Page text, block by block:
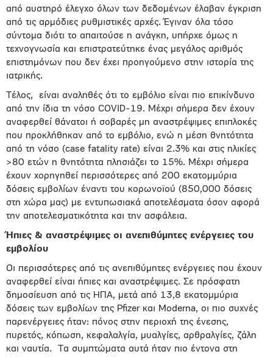
από αυστηρό έλεγχο όλων των δεδομένων έλαβαν έγκριση
από τις αρμόδιες ρυθμιστικές αρχές. Έγιναν όλα τόσο
σύντομα διότι το απαιτούσε η ανάγκη, υπήρχε όμως η
τεχνογνωσία και επιστρατεύτηκε ένας μεγάλος αριθμός
επιστημόνων που δεν έχει προηγούμενο στην ιστορία της
ιατρικής.
Τέλος, είναι αναληθές ότι το εμβόλιο είναι πιο επικίνδυνο
από την ίδια τη νόσο COVID-19. Μέχρι σήμερα δεν έχουν
αναφερθεί θάνατοι ή σοβαρές μη αναστρέψιμες επιπλοκές
που προκλήθηκαν από το εμβόλιο, ενώ η μέση θνητότητα
από τη νόσο (case fatality rate) είναι 2.3% και στις ηλικίες
>80 ετών η θνητότητα πλησιάζει το 15%. Μέχρι σήμερα
έχουν χορηγηθεί περισσότερες από 200 εκατομμύρια
δόσεις εμβολίων έναντι του κορωνοϊού (850,000 δόσεις
στη χώρα μας) με εντυπωσιακά αποτελέσματα όσον αφορά
την αποτελεσματικότητα και την ασφάλεια.
Ήπιες & αναστρέψιμες οι ανεπιθύμητες ενέργειες του
εμβολίου
Οι περισσότερες από τις ανεπιθύμητες ενέργειες που έχουν
αναφερθεί είναι ήπιες και αναστρέψιμες. Σε πρόσφατη
δημοσίευση από τις ΗΠΑ, μετά από 13,8 εκατομμύρια
δόσεις των εμβολίων της Pfizer και Moderna, οι πιο συχνές
παρενέργειες ήταν: πόνος στην περιοχή της ένεσης,
πυρετός, κόπωση, κεφαλαλγία, μυαλγίες, αρθραλγίες, ζάλη
και ναυτία. Τα συμπτώματα αυτά ήταν πιο έντονα στη